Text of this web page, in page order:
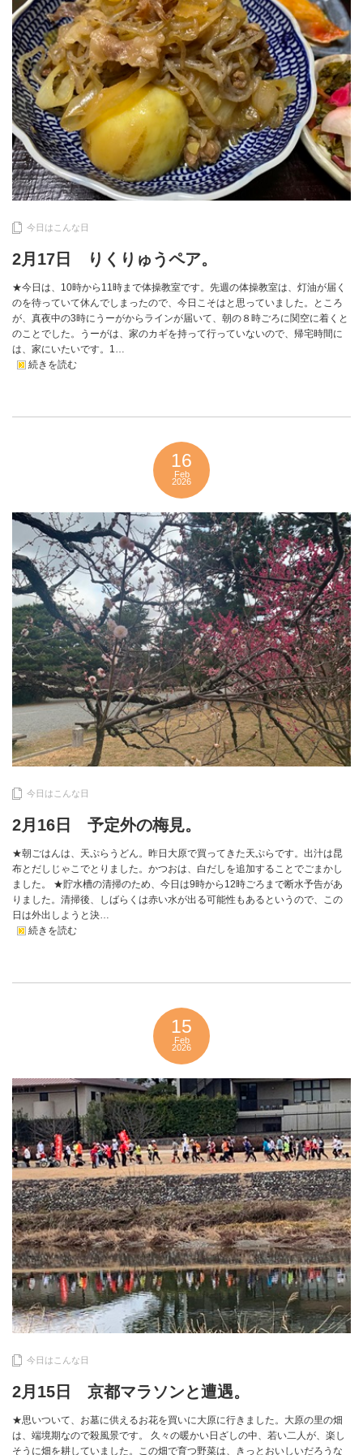
今日はこんな日
2月17日 りくりゅうペア。
★今日は、10時から11時まで体操教室です。先週の体操教室は、灯油が届く
のを待っていて休んでしまったので、今日こそはと思っていました。ところ
が、真夜中の3時にうーがからラインが届いて、朝の８時ごろに関空に着くと
のことでした。うーがは、家のカギを持って行っていないので、帰宅時間に
は、家にいたいです。1…
続きを読む
16
Feb
2026
今日はこんな日
2月16日 予定外の梅見。
★朝ごはんは、天ぷらうどん。昨日大原で買ってきた天ぷらです。出汁は昆
布とだしじゃこでとりました。かつおは、白だしを追加することでごまかし
ました。 ★貯水槽の清掃のため、今日は9時から12時ごろまで断水予告があ
りました。清掃後、しばらくは赤い水が出る可能性もあるというので、この
日は外出しようと決…
続きを読む
15
Feb
2026
今日はこんな日
2月15日 京都マラソンと遭遇。
★思いついて、お墓に供えるお花を買いに大原に行きました。大原の里の畑
は、端境期なので殺風景です。 久々の暖かい日ざしの中、若い二人が、楽し
そうに畑を耕していました。この畑で育つ野菜は、きっとおいしいだろうな